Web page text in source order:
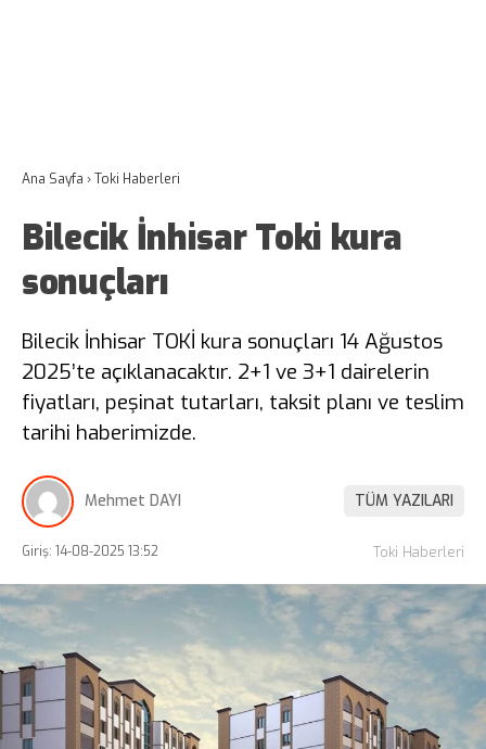
Ana Sayfa ›Toki Haberleri
Bilecik İnhisar Toki kura
sonuçları
Bilecik İnhisar TOKİ kura sonuçları 14 Ağustos
2025’te açıklanacaktır. 2+1 ve 3+1 dairelerin
fiyatları, peşinat tutarları, taksit planı ve teslim
tarihi haberimizde.
Mehmet DAYI TÜM YAZILARI
Giriş: 14-08-2025 13:52 Toki Haberleri